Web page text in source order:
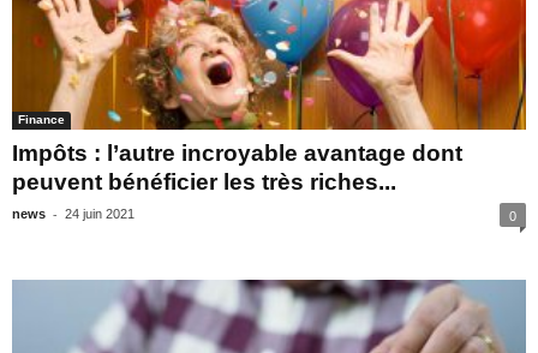
Finance
Impôts : l’autre incroyable avantage dont
peuvent bénéficier les très riches...
news - 24 juin 2021 0